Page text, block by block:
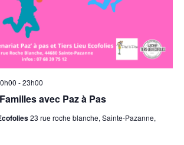
avec Paz à Pas
-23h00
23 rue roche blanche, Sainte-Pazanne,